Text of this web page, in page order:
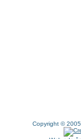
Copyright ©